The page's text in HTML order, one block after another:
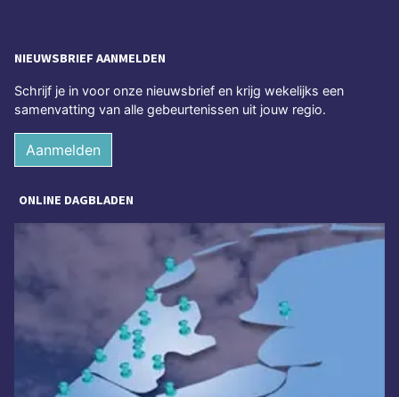
NIEUWSBRIEF AANMELDEN
Schrijf je in voor onze nieuwsbrief en krijg wekelijks een
samenvatting van alle gebeurtenissen uit jouw regio.
Aanmelden
ONLINE DAGBLADEN